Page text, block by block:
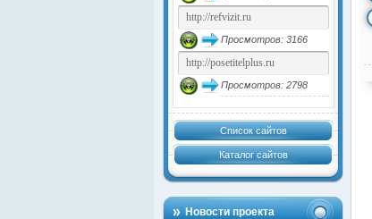
Просмотров: 3166
Просмотров: 2798
Список сайтов
Каталог сайтов
Новости проекта